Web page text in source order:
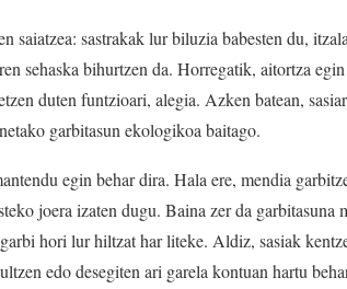
saiatzea: sastrakak lur biluzia babesten du,
sehaska bihurtzen da. Horregatik, aitortza
duten funtzioari, alegia. Azken batean,
garbitasun ekologikoa baitago.
egin behar dira. Hala ere, mendia
joera izaten dugu. Baina zer da
hori lur hiltzat har liteke. Aldiz, sasiak
edo desegiten ari garela kontuan hartu